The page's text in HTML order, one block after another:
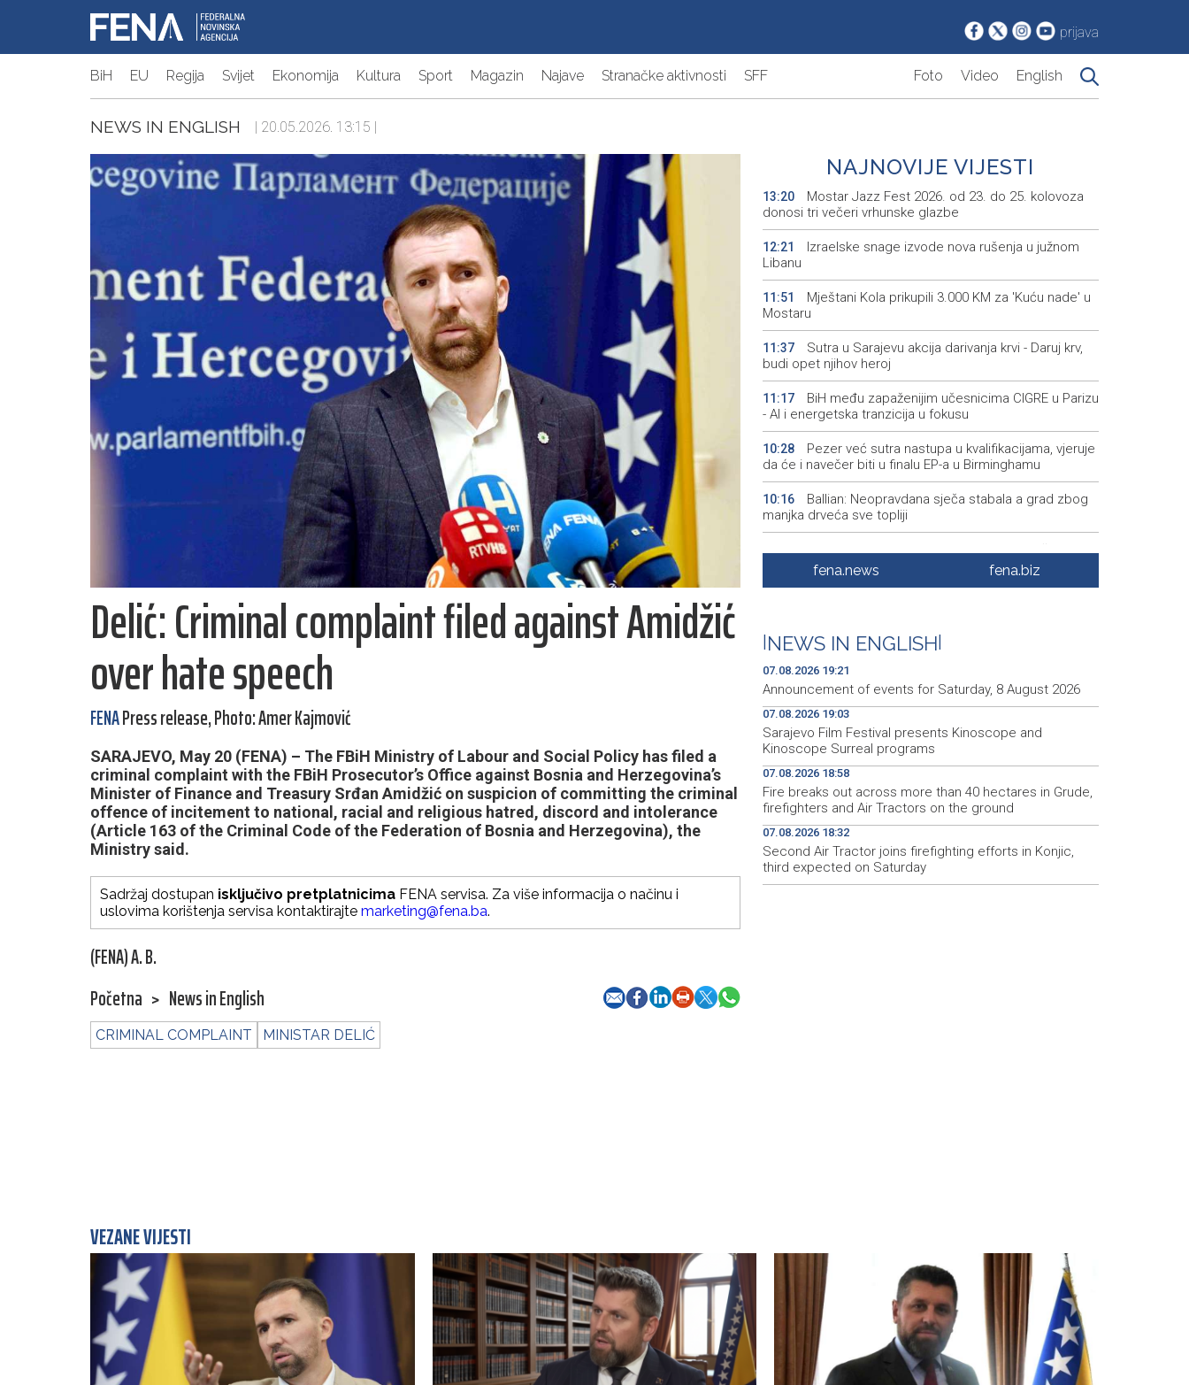
prijava
BiH EU Regija Svijet Ekonomija Kultura Sport Magazin Najave Stranačke aktivnosti SFF Foto Video English
NEWS IN ENGLISH | 20.05.2026. 13:15 |
Delić: Criminal complaint filed against Amidžić
over hate speech
FENAPress release, Photo: Amer Kajmović
SARAJEVO, May 20 (FENA) – The FBiH Ministry of Labour and Social Policy has filed a
criminal complaint with the FBiH Prosecutor’s Office against Bosnia and Herzegovina’s
Minister of Finance and Treasury Srđan Amidžić on suspicion of committing the criminal
offence of incitement to national, racial and religious hatred, discord and intolerance
(Article 163 of the Criminal Code of the Federation of Bosnia and Herzegovina), the
Ministry said.
Sadržaj dostupan isključivo pretplatnicima FENA servisa. Za više informacija o načinu i
uslovima korištenja servisa kontaktirajte marketing@fena.ba.
(FENA) A. B.
Početna > News in English
CRIMINAL COMPLAINT MINISTAR DELIĆ
NAJNOVIJE VIJESTI
13:20
Mostar Jazz Fest 2026. od 23. do 25. kolovoza
donosi tri večeri vrhunske glazbe
12:21
Izraelske snage izvode nova rušenja u južnom
Libanu
11:51
Mještani Kola prikupili 3.000 KM za 'Kuću nade' u
Mostaru
11:37
Sutra u Sarajevu akcija darivanja krvi - Daruj krv,
budi opet njihov heroj
11:17
BiH među zapaženijim učesnicima CIGRE u Parizu
- AI i energetska tranzicija u fokusu
10:28
Pezer već sutra nastupa u kvalifikacijama, vjeruje
da će i navečer biti u finalu EP-a u Birminghamu
10:16
Ballian: Neopravdana sječa stabala a grad zbog
manjka drveća sve topliji
FBiH nema objedinjene podatke o povučenom i
uništenom mesu, prekršaji utvrđeni u 40 kontrola
09:28
Kušljugić: Sprječavanje dehidracije i pregrijavanja
ključni za očuvanje zdravlja srca tokom vrućina
fena.news fena.biz
NEWS IN ENGLISH
07.08.2026 19:21
Announcement of events for Saturday, 8 August 2026
07.08.2026 19:03
Sarajevo Film Festival presents Kinoscope and
Kinoscope Surreal programs
07.08.2026 18:58
Fire breaks out across more than 40 hectares in Grude,
firefighters and Air Tractors on the ground
07.08.2026 18:32
Second Air Tractor joins firefighting efforts in Konjic,
third expected on Saturday
VEZANE VIJESTI